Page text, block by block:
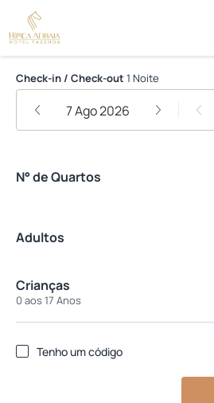
Hotel Fazenda
Check-in / Check-out 1 Noite
7 Ago 2026
N° de Quartos
Adultos
Crianças
0 aos 17 Anos
Tenho um código